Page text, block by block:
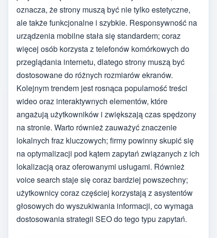
oznacza, że strony muszą być nie tylko estetyczne,
ale także funkcjonalne i szybkie. Responsywność na
urządzenia mobilne stała się standardem; coraz
więcej osób korzysta z telefonów komórkowych do
przeglądania internetu, dlatego strony muszą być
dostosowane do różnych rozmiarów ekranów.
Kolejnym trendem jest rosnąca popularność treści
wideo oraz interaktywnych elementów, które
angażują użytkowników i zwiększają czas spędzony
na stronie. Warto również zauważyć znaczenie
lokalnych fraz kluczowych; firmy powinny skupić się
na optymalizacji pod kątem zapytań związanych z ich
lokalizacją oraz oferowanymi usługami. Również
voice search staje się coraz bardziej powszechny;
użytkownicy coraz częściej korzystają z asystentów
głosowych do wyszukiwania informacji, co wymaga
dostosowania strategii SEO do tego typu zapytań.